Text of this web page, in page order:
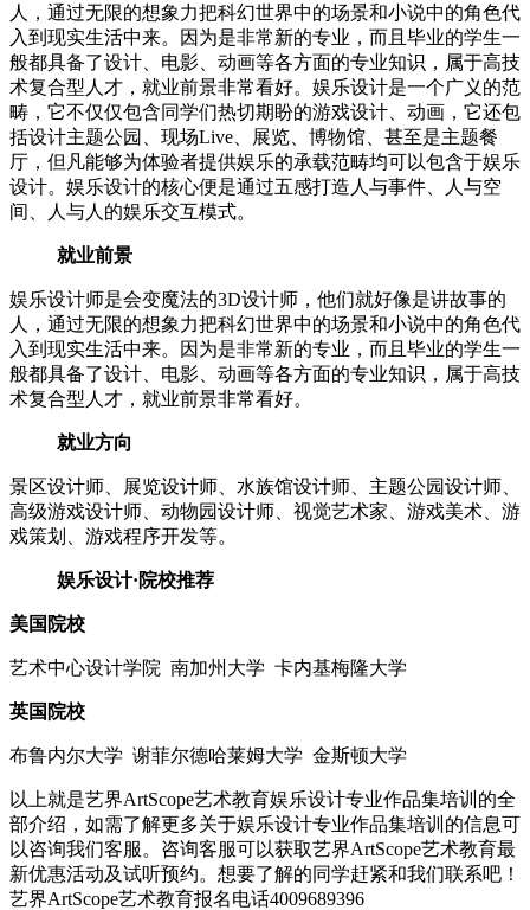
人，通过无限的想象力把科幻世界中的场景和小说中的角色代
入到现实生活中来。因为是非常新的专业，而且毕业的学生一
般都具备了设计、电影、动画等各方面的专业知识，属于高技
术复合型人才，就业前景非常看好。娱乐设计是一个广义的范
畴，它不仅仅包含同学们热切期盼的游戏设计、动画，它还包
括设计主题公园、现场Live、展览、博物馆、甚至是主题餐
厅，但凡能够为体验者提供娱乐的承载范畴均可以包含于娱乐
设计。娱乐设计的核心便是通过五感打造人与事件、人与空
间、人与人的娱乐交互模式。
就业前景
娱乐设计师是会变魔法的3D设计师，他们就好像是讲故事的
人，通过无限的想象力把科幻世界中的场景和小说中的角色代
入到现实生活中来。因为是非常新的专业，而且毕业的学生一
般都具备了设计、电影、动画等各方面的专业知识，属于高技
术复合型人才，就业前景非常看好。
就业方向
景区设计师、展览设计师、水族馆设计师、主题公园设计师、
高级游戏设计师、动物园设计师、视觉艺术家、游戏美术、游
戏策划、游戏程序开发等。
娱乐设计·院校推荐
美国院校
艺术中心设计学院 南加州大学 卡内基梅隆大学
英国院校
布鲁内尔大学 谢菲尔德哈莱姆大学 金斯顿大学
以上就是艺界ArtScope艺术教育娱乐设计专业作品集培训的全
部介绍，如需了解更多关于娱乐设计专业作品集培训的信息可
以咨询我们客服。咨询客服可以获取艺界ArtScope艺术教育最
新优惠活动及试听预约。想要了解的同学赶紧和我们联系吧！
艺界ArtScope艺术教育报名电话4009689396